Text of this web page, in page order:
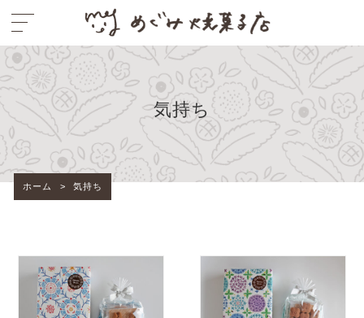
気持ち
ホーム > 気持ち